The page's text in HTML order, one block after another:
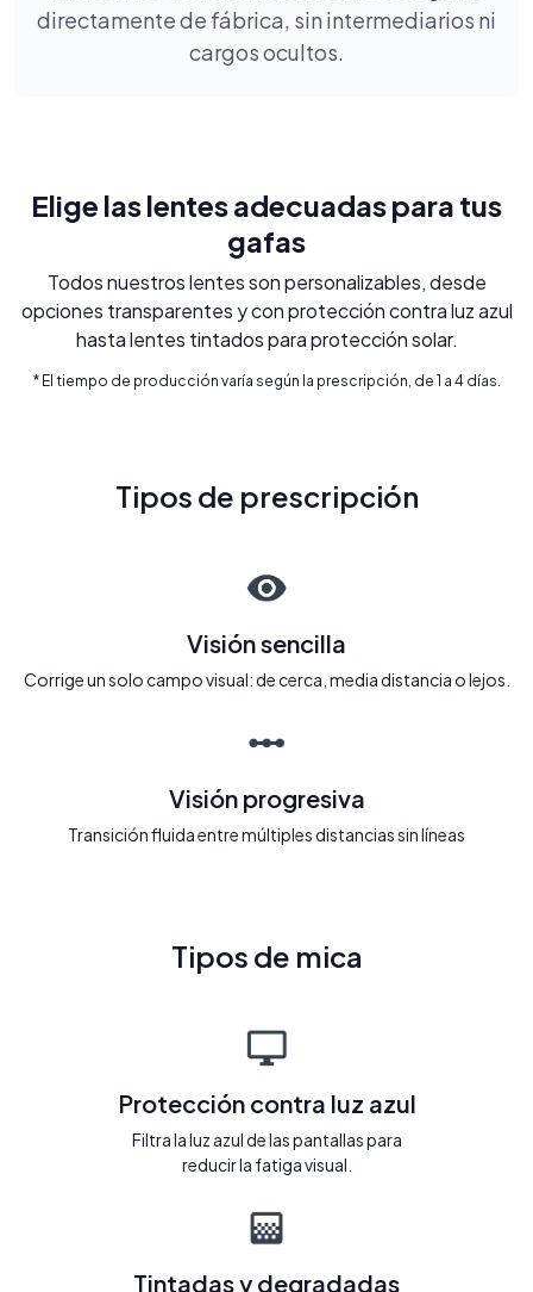
directamente de fábrica, sin intermediarios ni
cargos ocultos.
Elige las lentes adecuadas para tus
gafas
Todos nuestros lentes son personalizables, desde
opciones transparentes y con protección contra luz azul
hasta lentes tintados para protección solar.
* El tiempo de producción varía según la prescripción, de 1 a 4 días.
Tipos de prescripción
Visión sencilla
Corrige un solo campo visual: de cerca, media distancia o lejos.
Visión progresiva
Transición fluida entre múltiples distancias sin líneas
Tipos de mica
Protección contra luz azul
Filtra la luz azul de las pantallas para
reducir la fatiga visual.
Tintadas y degradadas